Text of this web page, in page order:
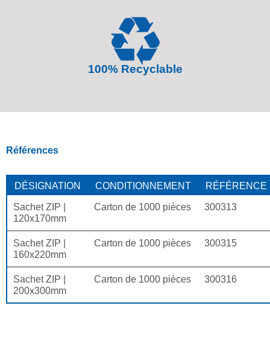
100% Recyclable
Références
DÉSIGNATION CONDITIONNEMENT RÉFÉRENCE
Sachet ZIP |
120x170mm
Carton de 1000 pièces 300313
Sachet ZIP |
160x220mm
Carton de 1000 pièces 300315
Sachet ZIP |
200x300mm
Carton de 1000 pièces 300316